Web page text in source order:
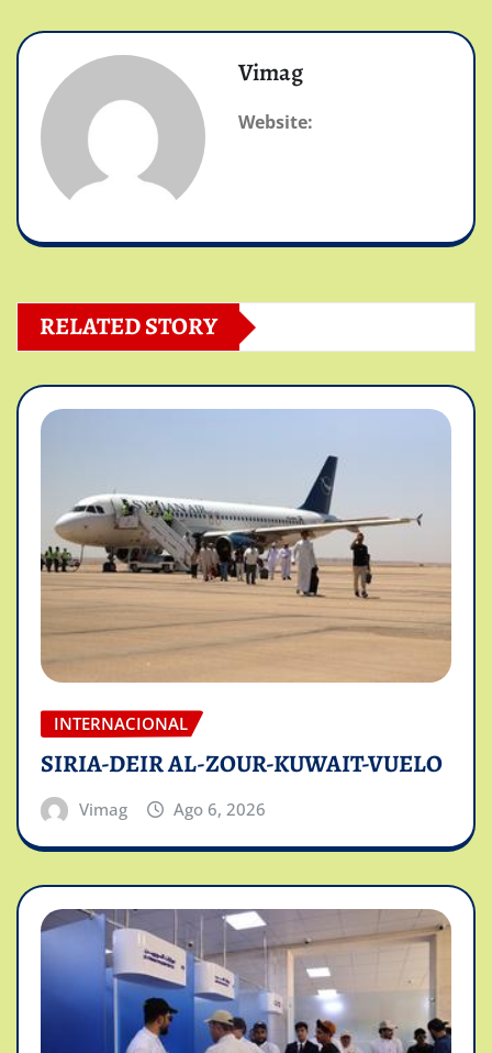
Vimag
Website:
RELATED STORY
INTERNACIONAL
SIRIA-DEIR AL-ZOUR-KUWAIT-VUELO
Vimag Ago 6, 2026